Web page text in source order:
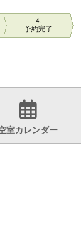
4
予約完了
室カレンダー